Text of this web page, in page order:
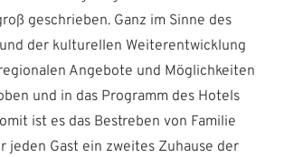
geschrieben. Ganz im Sinne des
der kulturellen Weiterentwicklung
Angebote und Möglichkeiten
und in das Programm des Hotels
ist es das Bestreben von Familie
jeden Gast ein zweites Zuhause der